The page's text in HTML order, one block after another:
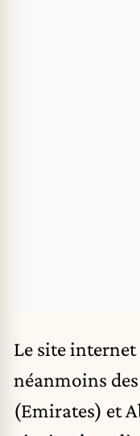
Le site
néanmoins
(Emirates) et